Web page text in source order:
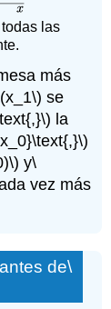
las
más
se
la
y\
vez más
de\